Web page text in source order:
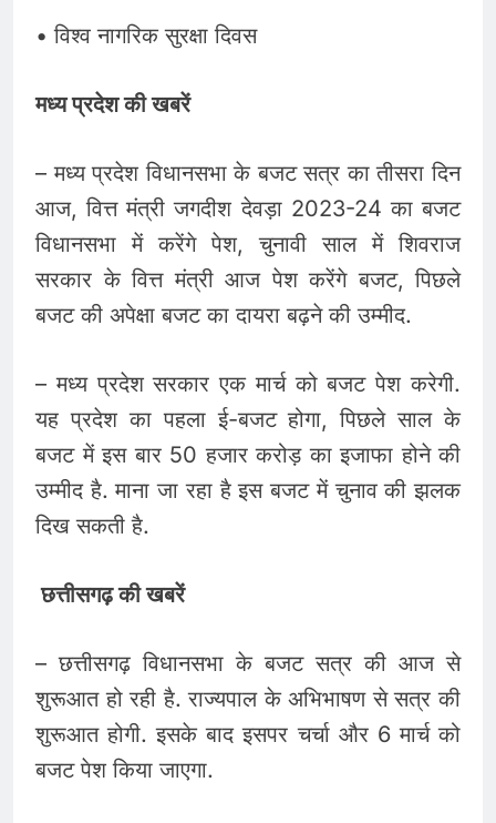
• विश्व नागरिक सुरक्षा दिवस
मध्य प्रदेश की खबरें
– मध्य प्रदेश विधानसभा के बजट सत्र का तीसरा दिन
आज, वित्त मंत्री जगदीश देवड़ा 2023-24 का बजट
विधानसभा में करेंगे पेश, चुनावी साल में शिवराज
सरकार के वित्त मंत्री आज पेश करेंगे बजट, पिछले
बजट की अपेक्षा बजट का दायरा बढ़ने की उम्मीद.
– मध्य प्रदेश सरकार एक मार्च को बजट पेश करेगी.
यह प्रदेश का पहला ई-बजट होगा, पिछले साल के
बजट में इस बार 50 हजार करोड़ का इजाफा होने की
उम्मीद है. माना जा रहा है इस बजट में चुनाव की झलक
दिख सकती है.
छत्तीसगढ़ की खबरें
– छत्तीसगढ़ विधानसभा के बजट सत्र की आज से
शुरूआत हो रही है. राज्यपाल के अभिभाषण से सत्र की
शुरूआत होगी. इसके बाद इसपर चर्चा और 6 मार्च को
बजट पेश किया जाएगा.